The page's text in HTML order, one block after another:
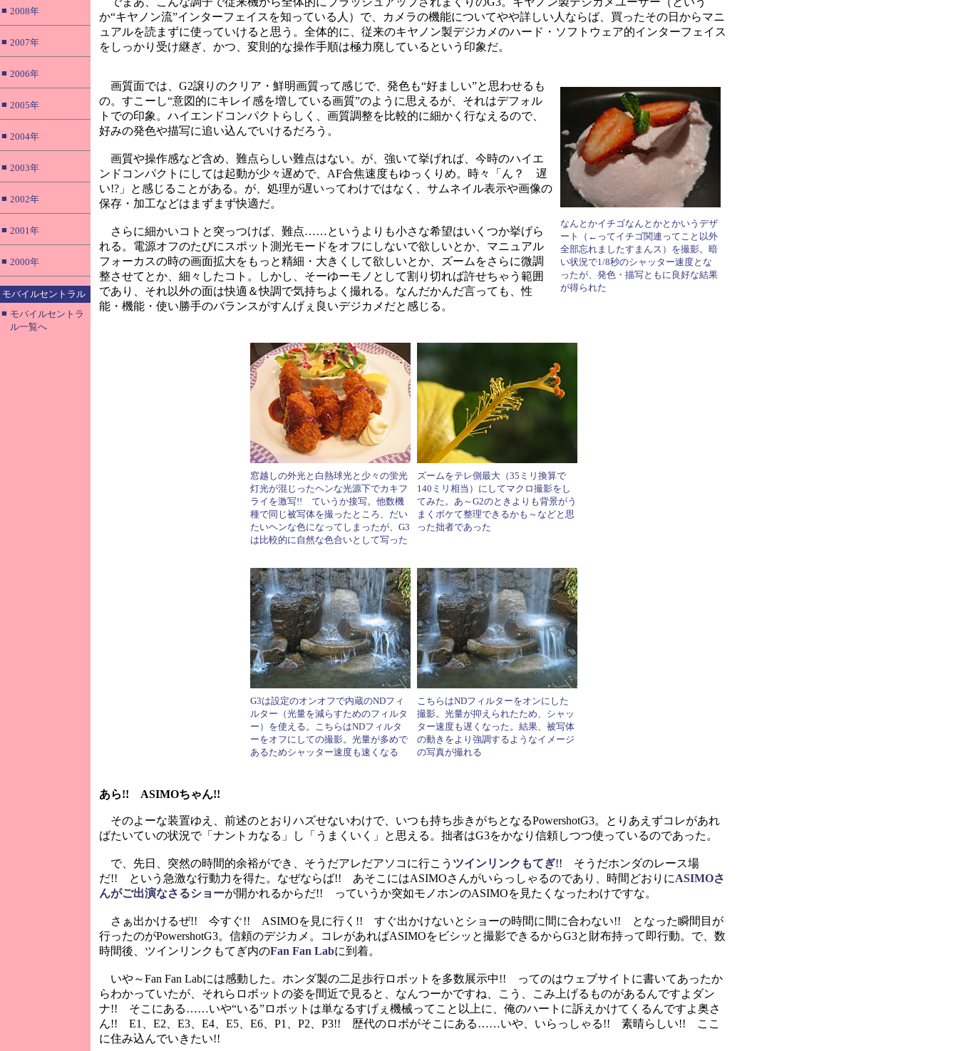
■ 2008年
■ 2007年
■ 2006年
■ 2005年
■ 2004年
■ 2003年
■ 2002年
■ 2001年
■ 2000年
モバイルセントラル
■ モバイルセントラ
ル一覧へ
か“キヤノン流”インターフェイスを知っている人）で、カメラの機能についてやや詳しい人ならば、買ったその日からマニ
ュアルを読まずに使っていけると思う。全体的に、従来のキヤノン製デジカメのハード・ソフトウェア的インターフェイス
をしっかり受け継ぎ、かつ、変則的な操作手順は極力廃しているという印象だ。
なんとかイチゴなんとかとかいうデザ
ート（←ってイチゴ関連ってこと以外
全部忘れましたすまんス）を撮影。暗
い状況で1/8秒のシャッター速度とな
ったが、発色・描写ともに良好な結果
が得られた
画質面では、G2譲りのクリア・鮮明画質って感じで、発色も“好ましい”と思わせるも
の。すこーし“意図的にキレイ感を増している画質”のように思えるが、それはデフォル
トでの印象。ハイエンドコンパクトらしく、画質調整を比較的に細かく行なえるので、
好みの発色や描写に追い込んでいけるだろう。
画質や操作感など含め、難点らしい難点はない。が、強いて挙げれば、今時のハイエ
ンドコンパクトにしては起動が少々遅めで、AF合焦速度もゆっくりめ。時々「ん？ 遅
い!?」と感じることがある。が、処理が遅いってわけではなく、サムネイル表示や画像の
保存・加工などはまずまず快適だ。
さらに細かいコトと突っつけば、難点……というよりも小さな希望はいくつか挙げら
れる。電源オフのたびにスポット測光モードをオフにしないで欲しいとか、マニュアル
フォーカスの時の画面拡大をもっと精細・大きくして欲しいとか、ズームをさらに微調
整させてとか、細々したコト。しかし、そーゆーモノとして割り切れば許せちゃう範囲
であり、それ以外の面は快適＆快調で気持ちよく撮れる。なんだかんだ言っても、性
能・機能・使い勝手のバランスがすんげぇ良いデジカメだと感じる。
窓越しの外光と白熱球光と少々の蛍光
灯光が混じったヘンな光源下でカキフ
ライを激写!! ていうか接写。他数機
種で同じ被写体を撮ったところ、だい
たいヘンな色になってしまったが、G3
は比較的に自然な色合いとして写った
ズームをテレ側最大（35ミリ換算で
140ミリ相当）にしてマクロ撮影をし
てみた。あ～G2のときよりも背景がう
まくボケて整理できるかも～などと思
った拙者であった
G3は設定のオンオフで内蔵のNDフィ
ルター（光量を減らすためのフィルタ
ー）を使える。こちらはNDフィルタ
ーをオフにしての撮影。光量が多めで
あるためシャッター速度も速くなる
こちらはNDフィルターをオンにした
撮影。光量が抑えられたため、シャッ
ター速度も遅くなった。結果、被写体
の動きをより強調するようなイメージ
の写真が撮れる
あら!! ASIMOちゃん!!
そのよーな装置ゆえ、前述のとおりハズせないわけで、いつも持ち歩きがちとなるPowershotG3。とりあえずコレがあれ
ばたいていの状況で「ナントカなる」し「うまくいく」と思える。拙者はG3をかなり信頼しつつ使っているのであった。
で、先日、突然の時間的余裕ができ、そうだアレだアソコに行こう ツインリンクもてぎ!! そうだホンダのレース場
だ!! という急激な行動力を得た。なぜならば!! あそこにはASIMOさんがいらっしゃるのであり、時間どおりにASIMOさ
んがご出演なさるショーが開かれるからだ!! っていうか突如モノホンのASIMOを見たくなったわけですな。
さぁ出かけるぜ!! 今すぐ!! ASIMOを見に行く!! すぐ出かけないとショーの時間に間に合わない!! となった瞬間目が
行ったのがPowershotG3。信頼のデジカメ。コレがあればASIMOをビシッと撮影できるからG3と財布持って即行動。で、数
時間後、ツインリンクもてぎ内のFan Fan Labに到着。
いや～Fan Fan Labには感動した。ホンダ製の二足歩行ロボットを多数展示中!! ってのはウェブサイトに書いてあったか
らわかっていたが、それらロボットの姿を間近で見ると、なんつーかですね、こう、こみ上げるものがあるんですよダン
ナ!! そこにある……いや“いる”ロボットは単なるすげぇ機械ってこと以上に、俺のハートに訴えかけてくるんですよ奥さ
ん!! E1、E2、E3、E4、E5、E6、P1、P2、P3!! 歴代のロボがそこにある……いや、いらっしゃる!! 素晴らしい!! ここ
に住み込んでいきたい!!